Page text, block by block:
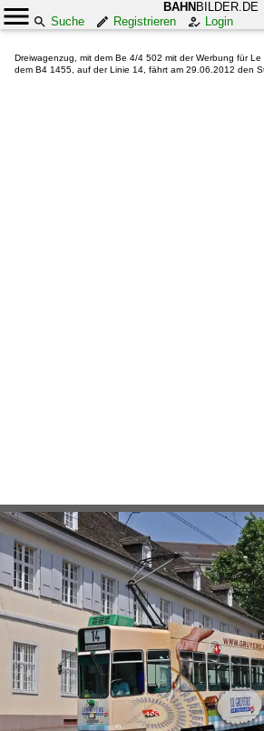
BAHN BILDER.DE
Suche
Registrieren Login
Dreiwagenzug, mit dem Be 4/4 502 mit der Werbung für
dem B4 1455, auf der Linie 14, fährt am 29.06.2012 den